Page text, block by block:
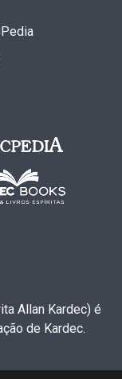
Allan Kardec) é
de Kardec.